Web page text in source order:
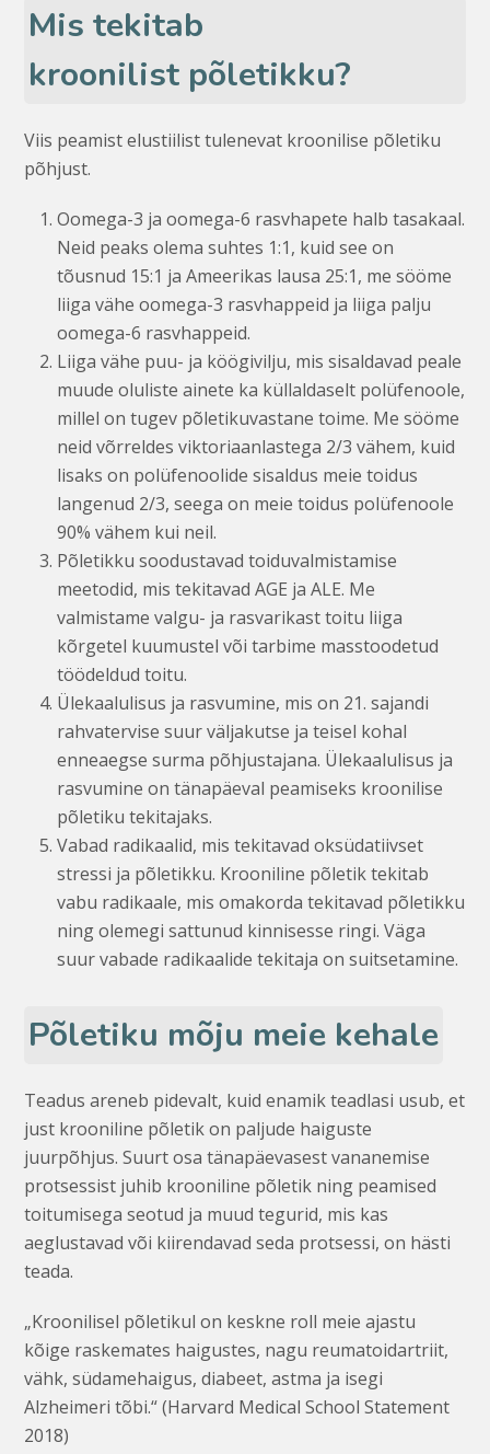
Mis tekitab
kroonilist põletikku?
Viis peamist elustiilist tulenevat kroonilise põletiku
põhjust.
Oomega-3 ja oomega-6 rasvhapete halb tasakaal.
Neid peaks olema suhtes 1:1, kuid see on
tõusnud 15:1 ja Ameerikas lausa 25:1, me sööme
liiga vähe oomega-3 rasvhappeid ja liiga palju
oomega-6 rasvhappeid.
Liiga vähe puu- ja köögivilju, mis sisaldavad peale
muude oluliste ainete ka küllaldaselt polüfenoole,
millel on tugev põletikuvastane toime. Me sööme
neid võrreldes viktoriaanlastega 2/3 vähem, kuid
lisaks on polüfenoolide sisaldus meie toidus
langenud 2/3, seega on meie toidus polüfenoole
90% vähem kui neil.
Põletikku soodustavad toiduvalmistamise
meetodid, mis tekitavad AGE ja ALE. Me
valmistame valgu- ja rasvarikast toitu liiga
kõrgetel kuumustel või tarbime mass­toodetud
töödeldud toitu.
Ülekaalulisus ja rasvumine, mis on 21. sajandi
rahvatervise suur väljakutse ja teisel kohal
enneaegse surma põhjustajana. Ülekaalulisus ja
rasvumine on tänapäeval peamiseks kroonilise
põletiku tekitajaks.
Vabad radikaalid, mis tekitavad oksüdatiivset
stressi ja põletikku. Krooniline põletik tekitab
vabu radikaale, mis omakorda tekitavad põletikku
ning olemegi sattunud kinnisesse ringi. Väga
suur vabade radikaalide tekitaja on suitsetamine.
Põletiku mõju meie kehale
Teadus areneb pidevalt, kuid enamik teadlasi usub, et
just krooniline põletik on paljude haiguste
juurpõhjus. Suurt osa tänapäevasest vananemise
protsessist juhib krooniline põletik ning peamised
toitumisega seotud ja muud tegurid, mis kas
aeglustavad või kiirendavad seda protsessi, on hästi
teada.
„Kroonilisel põletikul on keskne roll meie ajastu
kõige raskemates haigustes, nagu reumatoidartriit,
vähk, südamehaigus, diabeet, astma ja isegi
Alzheimeri tõbi.“ (Harvard Medical School Statement
2018)